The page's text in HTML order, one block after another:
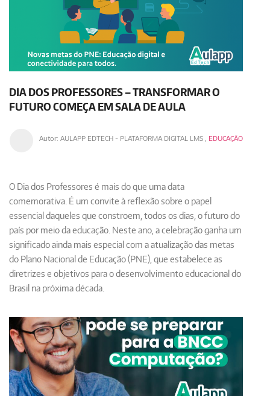
DIA DOS PROFESSORES – TRANSFORMAR O
FUTURO COMEÇA EM SALA DE AULA
Autor: AULAPP EDTECH - PLATAFORMA DIGITAL LMS, EDUCAÇÃO
O Dia dos Professores é mais do que uma data
comemorativa. É um convite à reflexão sobre o papel
essencial daqueles que constroem, todos os dias, o futuro do
país por meio da educação. Neste ano, a celebração ganha um
significado ainda mais especial com a atualização das metas
do Plano Nacional de Educação (PNE), que estabelece as
diretrizes e objetivos para o desenvolvimento educacional do
Brasil na próxima década.